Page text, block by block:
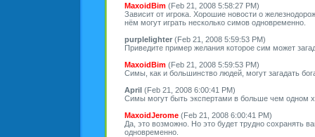
MaxoidBim (Feb 21, 2008 5:58:27 PM)
Зависит от игрока. Хорошие новости о
нём могут играть несколько симов одновременно.
purplelighter (Feb 21, 2008 5:59:53 PM)
Приведите пример желания которое сим может
MaxoidBim (Feb 21, 2008 5:59:53 PM)
Симы, как и большинство людей, могут загадать
April (Feb 21, 2008 6:00:41 PM)
Симы могут быть экспертами в больше чем одном
MaxoidJerome (Feb 21, 2008 6:00:41 PM)
Да, это возможно. Но это будет трудно сохранять
одновременно.